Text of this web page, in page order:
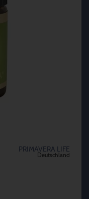
PRIMAVERA LIFE
Deutschland